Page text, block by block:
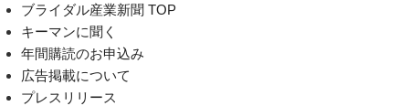
ブライダル産業新聞 TOP
キーマンに聞く
年間購読のお申込み
広告掲載について
プレスリリース